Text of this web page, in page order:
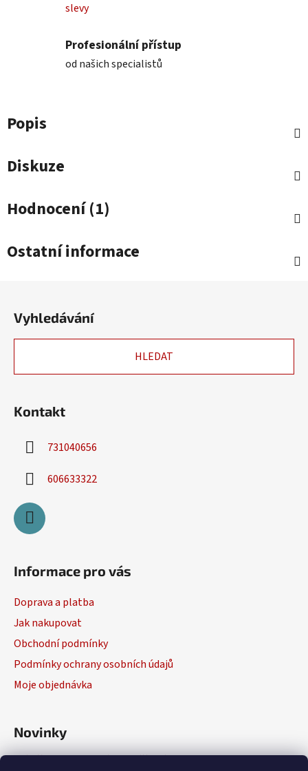
slevy
Profesionální přístup
od našich specialistů
Popis
Diskuze
Hodnocení (1)
Ostatní informace
Vyhledávání
HLEDAT
Kontakt
731040656
606633322
Informace pro vás
Doprava a platba
Jak nakupovat
Obchodní podmínky
Podmínky ochrany osobních údajů
Moje objednávka
Novinky
Výběr elektrického nářadí